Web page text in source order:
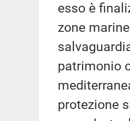
esso è
zone
patrimonio
protezione